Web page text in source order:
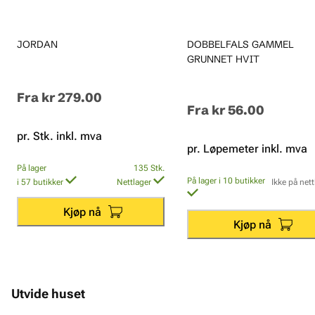
JORDAN
Fra kr 279.00
pr. Stk. inkl. mva
På lager
i 57 butikker
135 Stk.
Nettlager
Kjøp nå
DOBBELFALS GAMMEL
GRUNNET HVIT
Fra kr 56.00
pr. Løpemeter inkl. mva
På lager i 10 butikker Ikke på
Kjøp nå
Utvide huset